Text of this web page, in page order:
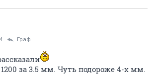
Граф
за 3.5 мм. Чуть подороже 4-х мм.